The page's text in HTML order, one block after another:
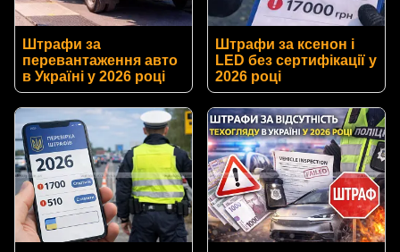
Штрафи за
перевантаження авто
в Україні у 2026 році
Штрафи за ксенон і
LED без сертифікації у
2026 році